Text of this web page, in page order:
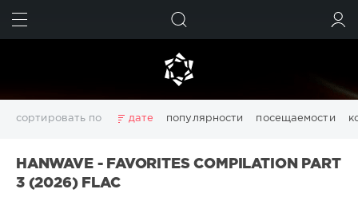
сортировать по дате популярности посещаемости
Downtempo Electro Electronic FLAC Girls House
Italo Disco
HANWAVE - FAVORITES COMPILATION PART
3 (2026) FLAC